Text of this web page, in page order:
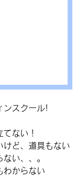
ンスクール!
ない！
けど、道具もない
い、、。
わからない